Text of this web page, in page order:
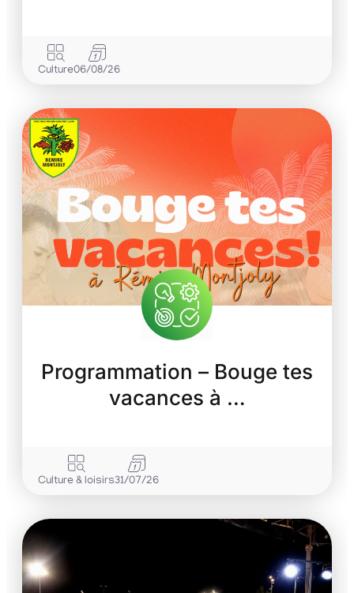
Culture06/08/26
Programmation – Bouge tes
vacances à …
Culture & loisirs31/07/26